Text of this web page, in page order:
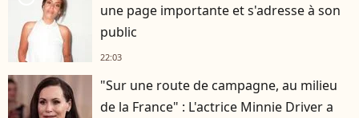
une page importante et s'adresse à son
public
22:03
"Sur une route de campagne, au milieu
de la France" : L'actrice Minnie Driver a